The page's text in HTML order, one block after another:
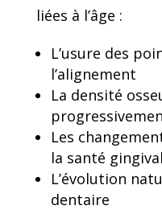
liées à l’âge :
L’usure des
l’alignement
La densité
Les
la santé
L’évolution
dentaire